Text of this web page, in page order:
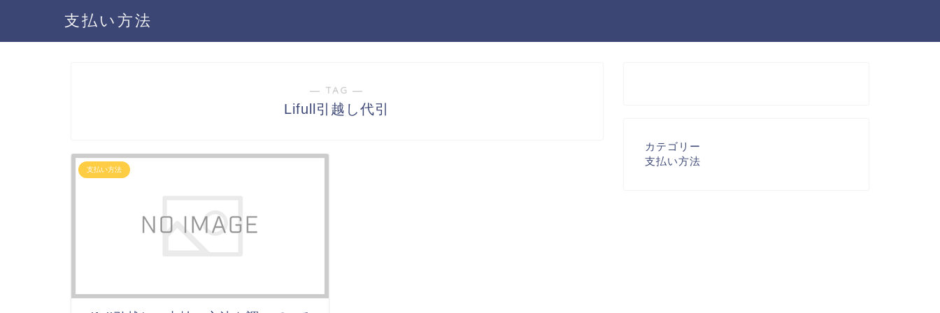
支払い方法
― TAG ―
Lifull引越し代引
支払い方法
カテゴリー
支払い方法